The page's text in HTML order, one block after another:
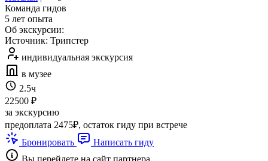
Команда гидов
5 лет опыта
Об экскурсии:
Источник: Трипстер
индивидуальная экскурсия
в музее
2.5ч
22500 ₽
за экскурсию
предоплата 2475₽, остаток гиду при встрече
Бронировать
Написать гиду